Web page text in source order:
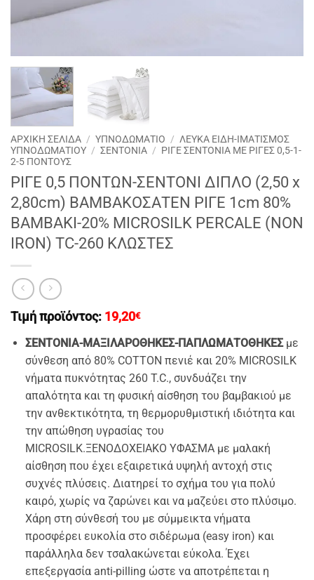
ΑΡΧΙΚΉ ΣΕΛΊΔΑ / ΥΠΝΟΔΩΜΑΤΙΟ / ΛΕΥΚΑ ΕΙΔΗ-ΙΜΑΤΙΣΜΟΣ
ΥΠΝΟΔΩΜΑΤΙΟΥ / ΣΕΝΤΟΝΙΑ / ΡΙΓΕ ΣΕΝΤΟΝΙΑ ΜΕ ΡΙΓΕΣ 0,5-1-
2-5 ΠΟΝΤΟΥΣ
ΡΙΓΕ 0,5 ΠΟΝΤΩΝ-ΣΕΝΤΟΝΙ ΔΙΠΛΟ (2,50 x
2,80cm) ΒΑΜΒΑΚΟΣΑΤΕΝ ΡΙΓΕ 1cm 80%
BAMBAKI-20% MICROSILK PERCALE (ΝΟΝ
ΙRON) TC-260 ΚΛΩΣΤΕΣ
Τιμή προϊόντος: 19,20€
ΣΕΝΤΟΝΙΑ-ΜΑΞΙΛΑΡΟΘΗΚΕΣ-ΠΑΠΛΩΜΑΤΟΘΗΚΕΣ με
σύνθεση από 80% COTTON πενιέ και 20% MICROSILK
νήματα πυκνότητας 260 T.C., συνδυάζει την
απαλότητα και τη φυσική αίσθηση του βαμβακιού με
την ανθεκτικότητα, τη θερμορυθμιστική ιδιότητα και
την απώθηση υγρασίας του
MICROSILK.ΞΕΝΟΔΟΧΕΙΑΚΟ ΥΦΑΣΜΑ με μαλακή
αίσθηση που έχει εξαιρετικά υψηλή αντοχή στις
συχνές πλύσεις. Διατηρεί το σχήμα του για πολύ
καιρό, χωρίς να ζαρώνει και να μαζεύει στο πλύσιμο.
Χάρη στη σύνθεσή του με σύμμεικτα νήματα
προσφέρει ευκολία στο σιδέρωμα (easy iron) και
παράλληλα δεν τσαλακώνεται εύκολα. Έχει
επεξεργασία anti-pilling ώστε να αποτρέπεται η